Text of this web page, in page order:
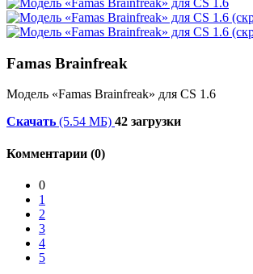
Famas Brainfreak
Модель «Famas Brainfreak» для CS 1.6
Скачать (5.54 МБ) 42 загрузки
Комментарии (0)
0
1
2
3
4
5